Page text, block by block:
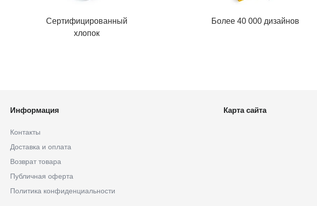
Сертифицированный
хлопок
Более 40 000 дизайнов
Информация
Контакты
Доставка и оплата
Возврат товара
Публичная оферта
Политика конфиденциальности
Карта сайта